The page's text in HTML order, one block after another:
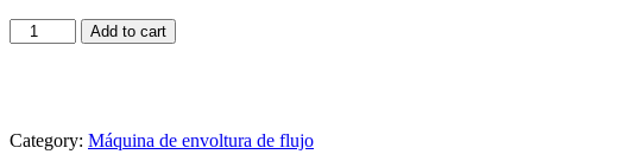
Máquina
envolvedora
320B
quantity
Add to cart
Category: Máquina de envoltura de flujo